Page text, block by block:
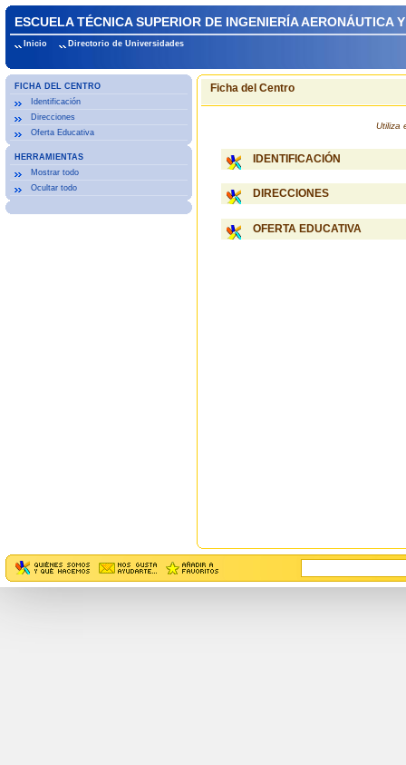
ESCUELA TÉCNICA SUPERIOR DE INGENIERÍA AERONÁUTICA
Inicio Directorio de Universidades
FICHA DEL CENTRO
Identificación
Direcciones
Oferta Educativa
HERRAMIENTAS
Mostrar todo
Ocultar todo
Ficha del Centro
Utiliza
IDENTIFICACIÓN
DIRECCIONES
OFERTA EDUCATIVA